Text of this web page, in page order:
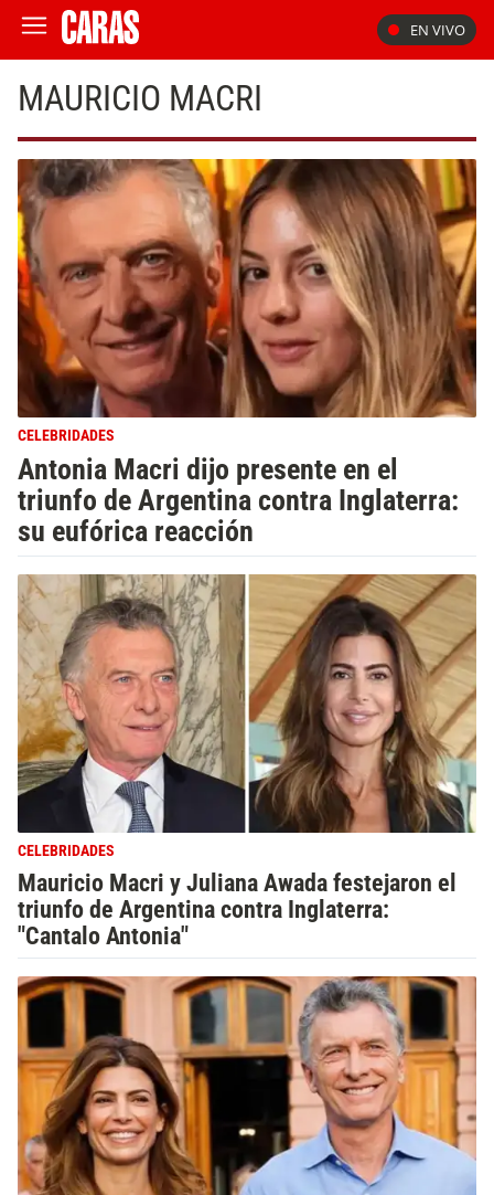
EN VIVO
MAURICIO MACRI
CELEBRIDADES
Antonia Macri dijo presente en el
triunfo de Argentina contra Inglaterra:
su eufórica reacción
CELEBRIDADES
Mauricio Macri y Juliana Awada festejaron el
triunfo de Argentina contra Inglaterra:
"Cantalo Antonia"